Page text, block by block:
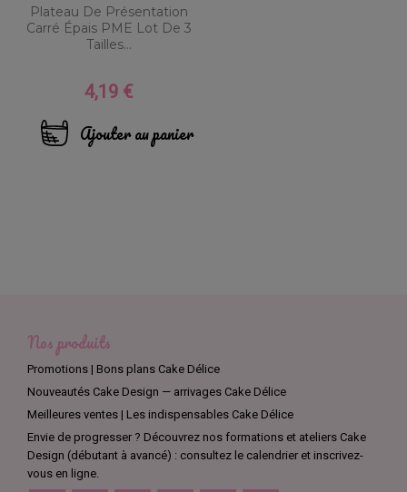
Plateau De Présentation
Carré Épais PME Lot De 3
Tailles...
Prix
4,19 €
Ajouter au panier
Nos produits
Promotions | Bons plans Cake Délice
Nouveautés Cake Design — arrivages Cake Délice
Meilleures ventes | Les indispensables Cake Délice
Envie de progresser ? Découvrez nos formations et ateliers Cake
Design (débutant à avancé) : consultez le calendrier et inscrivez-
vous en ligne.